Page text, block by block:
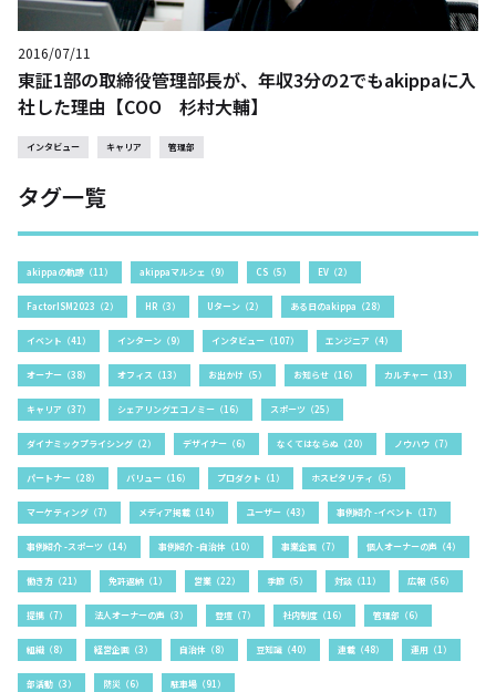
2016/07/11
東証1部の取締役管理部長が、年収3分の2でもakippaに入
社した理由【COO 杉村大輔】
インタビュー キャリア 管理部
タグ一覧
akippaの軌跡（11） akippaマルシェ（9） CS（5） EV（2）
FactorISM2023（2） HR（3） Uターン（2） ある日のakippa（28）
イベント（41） インターン（9） インタビュー（107） エンジニア（4）
オーナー（38） オフィス（13） お出かけ（5） お知らせ（16） カルチャー（13）
キャリア（37） シェアリングエコノミー（16） スポーツ（25）
ダイナミックプライシング（2） デザイナー（6） なくてはならぬ（20） ノウハウ（7）
パートナー（28） バリュー（16） プロダクト（1） ホスピタリティ（5）
マーケティング（7） メディア掲載（14） ユーザー（43） 事例紹介 -イベント（17）
事例紹介 -スポーツ（14） 事例紹介 -自治体（10） 事業企画（7） 個人オーナーの声（4）
働き方（21） 免許返納（1） 営業（22） 季節（5） 対談（11） 広報（56）
提携（7） 法人オーナーの声（3） 登壇（7） 社内制度（16） 管理部（6）
組織（8） 経営企画（3） 自治体（8） 豆知識（40） 連載（48） 運用（1）
部活動（3） 防災（6） 駐車場（91）